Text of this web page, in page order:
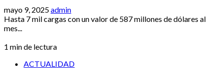
mayo 9, 2025admin
Hasta 7 mil cargas con un valor de 587 millones de dólares al
mes...
1 min de lectura
ACTUALIDAD